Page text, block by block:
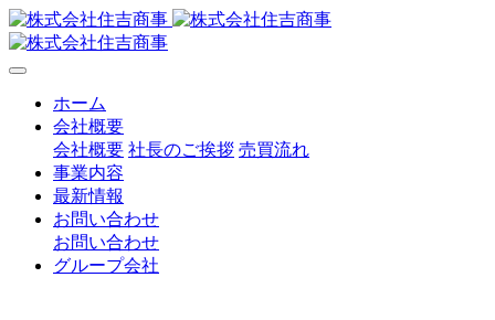
ホーム
会社概要
会社概要 社長のご挨拶 売買流れ
事業内容
最新情報
お問い合わせ
お問い合わせ
グループ会社